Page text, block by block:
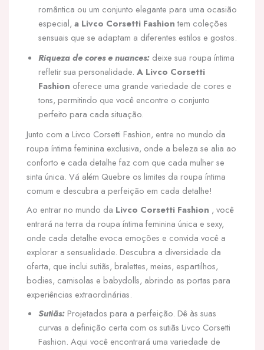
romântica ou um conjunto elegante para uma ocasião
especial, a Livco Corsetti Fashiontem coleções
sensuais que se adaptam a diferentes estilos e gostos.
Riqueza de cores e nuances: deixe sua roupa íntima
refletir sua personalidade. A Livco Corsetti
Fashion oferece uma grande variedade de cores e
tons, permitindo que você encontre o conjunto
perfeito para cada situação.
Junto com a Livco Corsetti Fashion, entre no mundo da
roupa íntima feminina exclusiva, onde a beleza se alia ao
conforto e cada detalhe faz com que cada mulher se
sinta única. Vá além Quebre os limites da roupa íntima
comum e descubra a perfeição em cada detalhe!
Ao entrar no mundo da Livco Corsetti Fashion , você
entrará na terra da roupa íntima feminina única e sexy,
onde cada detalhe evoca emoções e convida você a
explorar a sensualidade. Descubra a diversidade da
oferta, que inclui sutiãs, bralettes, meias, espartilhos,
bodies, camisolas e babydolls, abrindo as portas para
experiências extraordinárias.
Sutiãs: Projetados para a perfeição. Dê às suas
curvas a definição certa com os sutiãs Livco Corsetti
Fashion. Aqui você encontrará uma variedade de